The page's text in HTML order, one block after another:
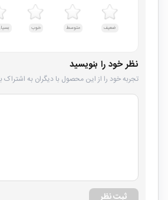
ضعیف متوسط خوب
نظر خود را بنویسید
تجربه خود را از این محصول با دیگران به اشتراک
ثبت نظر